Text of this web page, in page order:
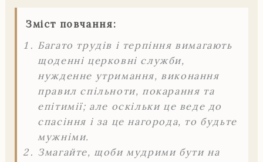
Зміст повчання:
Багато трудів і терпіння вимагають
щоденні церковні служби,
нужденне утримання, виконання
правил спільноти, покарання та
епітимії; але оскільки це веде до
спасіння і за це нагорода, то будьте
мужніми.
Змагайте, щоби мудрими бути на